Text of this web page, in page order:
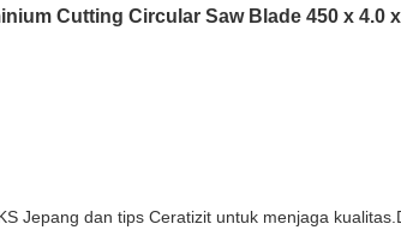
Cutting Circular Saw Blade 450 x 4.0 x
Jepang dan tips Ceratizit untuk menjaga